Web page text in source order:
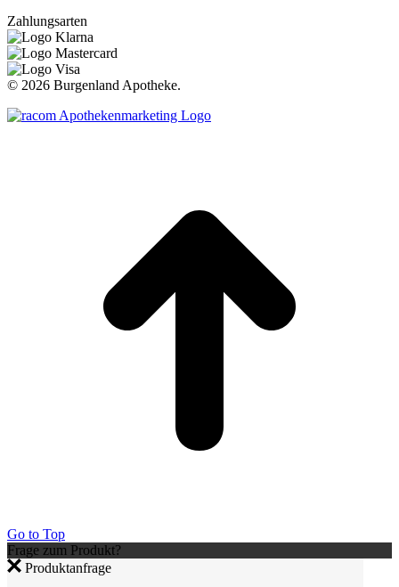
Zahlungsarten
© 2026 Burgenland Apotheke.
Go to Top
Frage zum Produkt?
Produktanfrage